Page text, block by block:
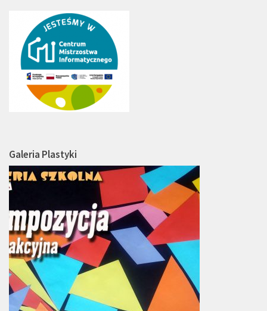
Galeria Plastyki